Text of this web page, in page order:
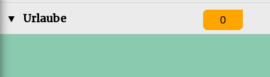
▼ Urlaube